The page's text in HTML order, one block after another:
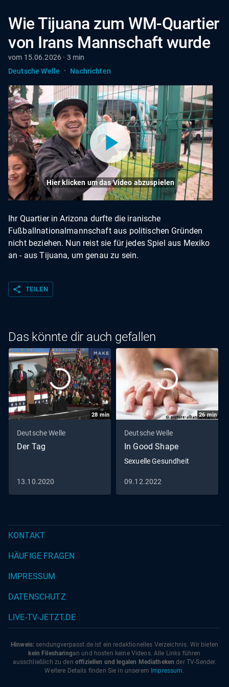
Wie Tijuana zum WM-Quartier
von Irans Mannschaft wurde
vom 15.06.2026 · 3 min
Deutsche Welle
· Nachrichten
Hier klicken um das Video abzuspielen
Ihr Quartier in Arizona durfte die iranische
Fußballnationalmannschaft aus politischen Gründen
nicht beziehen. Nun reist sie für jedes Spiel aus Mexiko
an - aus Tijuana, um genau zu sein.
share TEILEN
Das könnte dir auch gefallen
28 min
Deutsche Welle
Der Tag
13.10.2020
26min
Deutsche Welle
In Good Shape
Sexuelle Gesundheit
09.12.2022
KONTAKT
HÄUFIGE FRAGEN
IMPRESSUM
DATENSCHUTZ
LIVE-TV-JETZT.DE
Hinweis: sendungverpasst.de ist ein redaktionelles Verzeichnis. Wir bieten
kein Filesharingan und hosten keine Videos. Alle Links führen
ausschließlich zu den offiziellen und legalen Mediatheken der TV-Sender.
Weitere Details finden Sie in unserem Impressum.